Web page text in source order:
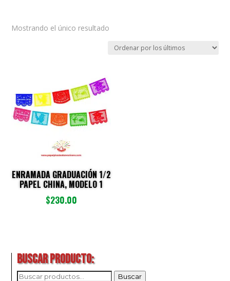
Mostrando el único resultado
ENRAMADA GRADUACIÓN 1/2
PAPEL CHINA, MODELO 1
$230.00
BUSCAR PRODUCTO:
BUSCAR
Buscar